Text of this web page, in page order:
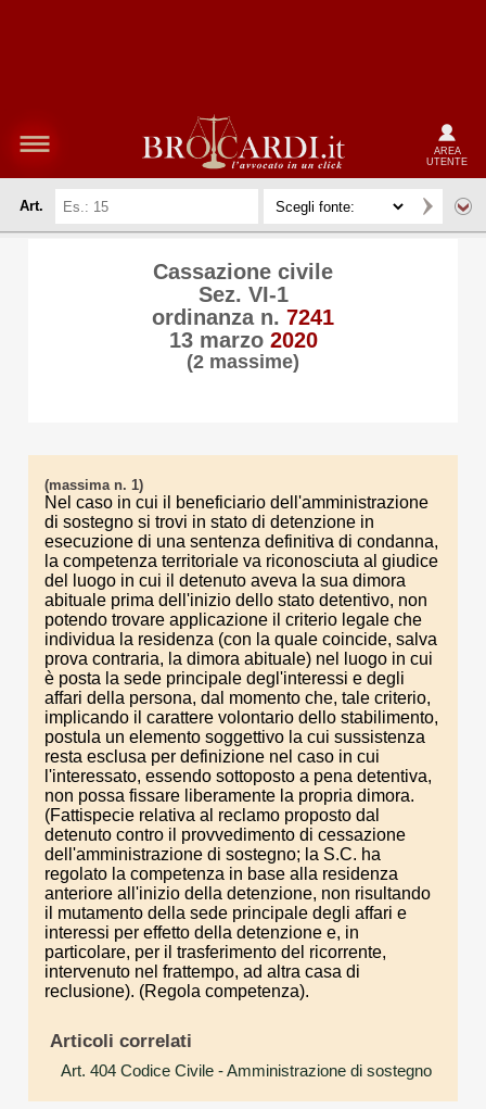
AREA
UTENTE
Art.
Cassazione civile
Sez. VI-1
ordinanza n. 7241
13 marzo 2020
(2 massime)
(massima n. 1)
Nel caso in cui il beneficiario dell'amministrazione
di sostegno si trovi in stato di detenzione in
esecuzione di una sentenza definitiva di condanna,
la competenza territoriale va riconosciuta al giudice
del luogo in cui il detenuto aveva la sua dimora
abituale prima dell'inizio dello stato detentivo, non
potendo trovare applicazione il criterio legale che
individua la residenza (con la quale coincide, salva
prova contraria, la dimora abituale) nel luogo in cui
è posta la sede principale degl'interessi e degli
affari della persona, dal momento che, tale criterio,
implicando il carattere volontario dello stabilimento,
postula un elemento soggettivo la cui sussistenza
resta esclusa per definizione nel caso in cui
l'interessato, essendo sottoposto a pena detentiva,
non possa fissare liberamente la propria dimora.
(Fattispecie relativa al reclamo proposto dal
detenuto contro il provvedimento di cessazione
dell'amministrazione di sostegno; la S.C. ha
regolato la competenza in base alla residenza
anteriore all'inizio della detenzione, non risultando
il mutamento della sede principale degli affari e
interessi per effetto della detenzione e, in
particolare, per il trasferimento del ricorrente,
intervenuto nel frattempo, ad altra casa di
reclusione). (Regola competenza).
Articoli correlati
Art. 404 Codice Civile - Amministrazione di sostegno